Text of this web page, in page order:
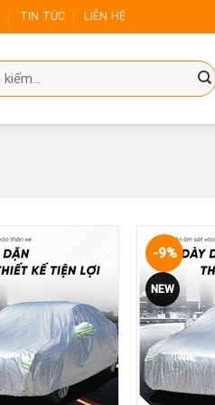
TIN TỨC LIÊN HỆ
-9%
NEW